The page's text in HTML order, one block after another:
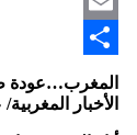
Email
Share
المغرب…عودة طوعية ل 22000
الأخبار